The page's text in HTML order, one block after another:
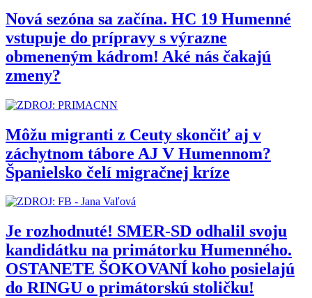
Nová sezóna sa začína. HC 19 Humenné
vstupuje do prípravy s výrazne
obmeneným kádrom! Aké nás čakajú
zmeny?
Môžu migranti z Ceuty skončiť aj v
záchytnom tábore AJ V Humennom?
Španielsko čelí migračnej kríze
Je rozhodnuté! SMER-SD odhalil svoju
kandidátku na primátorku Humenného.
OSTANETE ŠOKOVANÍ koho posielajú
do RINGU o primátorskú stoličku!